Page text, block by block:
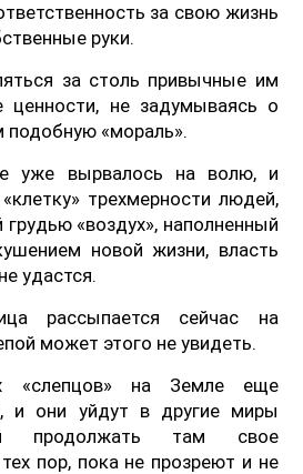
за свою жизнь
руки.
за столь привычные им
ценности, не задумываясь о
подобную «мораль».
уже вырвалось на волю, и
трехмерности людей,
«воздух», наполненный
новой жизни, власть
удастся.
рассыпается сейчас на
может этого не увидеть.
на Земле еще
и они уйдут в другие миры
продолжать там свое
пор, пока не прозреют и не